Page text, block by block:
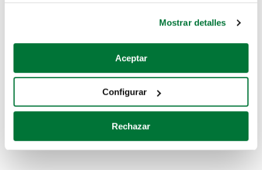
Si lo permite, también quisiéramos:
Recopilar información sobre su ubicación geográfica
Identificar su dispositivo analizándolo activamente
para buscar características específicas (huellas
Obtenga más información sobre cómo se procesan sus
Mostrar detalles
Aceptar
Configurar
Rechazar
Coches de segunda mano
Coches de km0